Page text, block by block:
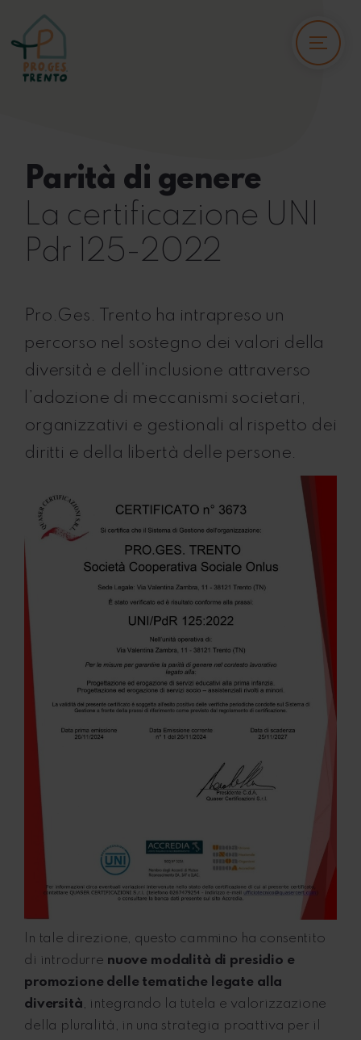
Parità di genere
La certificazione UNI
Pdr 125-2022
Pro.Ges. Trento ha intrapreso un
percorso nel sostegno dei valori della
diversità e dell’inclusione attraverso
l’adozione di meccanismi societari,
organizzativi e gestionali al rispetto dei
diritti e della libertà delle persone.
In tale direzione, questo cammino ha consentito
di introdurre nuove modalità di presidio e
promozione delle tematiche legate alla
diversità, integrando la tutela e valorizzazione
della pluralità, in una strategia proattiva per il